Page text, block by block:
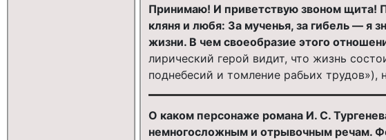
Принимаю! И приветствую звоном щита!
кляня и любя: За мученья, за гибель — я
жизни. В чем своеобразие этого
лирический герой видит, что жизнь
поднебесий и томление рабьих трудов»),
О каком персонаже романа И. С.
немногосложным и отрывочным речам.